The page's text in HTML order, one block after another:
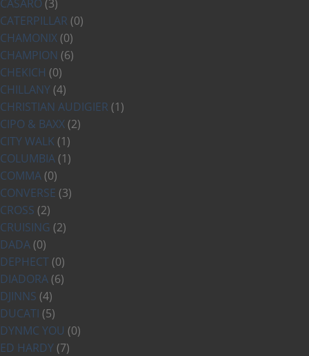
CASARO (3)
CATERPILLAR (0)
CHAMONIX (0)
CHAMPION (6)
CHEKICH (0)
CHILLANY (4)
CHRISTIAN AUDIGIER (1)
CIPO & BAXX (2)
CITY WALK (1)
COLUMBIA (1)
COMMA (0)
CONVERSE (3)
CROSS (2)
CRUISING (2)
DADA (0)
DEPHECT (0)
DIADORA (6)
DJINNS (4)
DUCATI (5)
DYNMC YOU (0)
ED HARDY (7)